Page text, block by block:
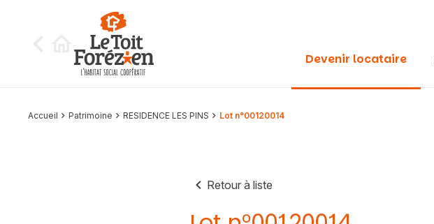
Devenir locataire
Accueil Patrimoine RESIDENCE LES PINS Lot n°00120014
Retour à liste